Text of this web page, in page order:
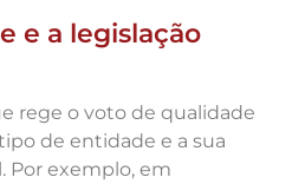
e a legislação
rege o voto de qualidade
de entidade e a sua
Por exemplo, em